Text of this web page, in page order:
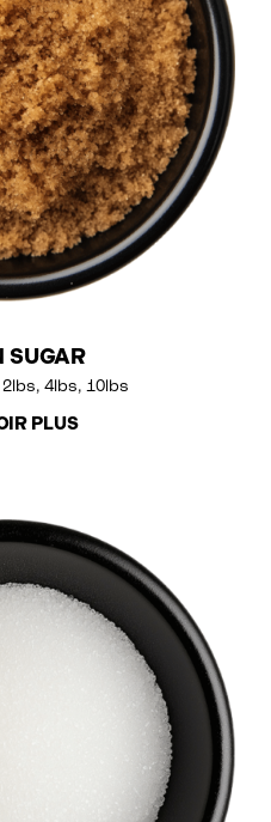
SUGAR
4lbs, 10lbs
PLUS